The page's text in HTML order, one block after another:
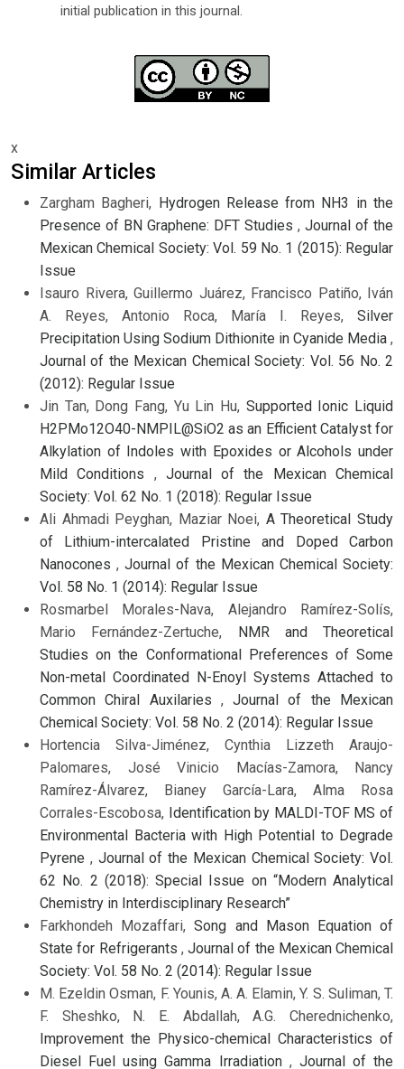
initial publication in this journal.
x
Similar Articles
Zargham Bagheri, Hydrogen Release from NH3 in the
Presence of BN Graphene: DFT Studies , Journal of the
Mexican Chemical Society: Vol. 59 No. 1 (2015): Regular
Issue
Isauro Rivera, Guillermo Juárez, Francisco Patiño, Iván
A. Reyes, Antonio Roca, María I. Reyes, Silver
Precipitation Using Sodium Dithionite in Cyanide Media ,
Journal of the Mexican Chemical Society: Vol. 56 No. 2
(2012): Regular Issue
Jin Tan, Dong Fang, Yu Lin Hu, Supported Ionic Liquid
H2PMo12O40-NMPIL@SiO2 as an Efficient Catalyst for
Alkylation of Indoles with Epoxides or Alcohols under
Mild Conditions , Journal of the Mexican Chemical
Society: Vol. 62 No. 1 (2018): Regular Issue
Ali Ahmadi Peyghan, Maziar Noei, A Theoretical Study
of Lithium-intercalated Pristine and Doped Carbon
Nanocones,Journal of the Mexican Chemical Society:
Vol. 58 No. 1 (2014): Regular Issue
Rosmarbel Morales-Nava, Alejandro Ramírez-Solís,
Mario Fernández-Zertuche, NMR and Theoretical
Studies on the Conformational Preferences of Some
Non-metal Coordinated N-Enoyl Systems Attached to
Common Chiral Auxilaries ,Journal of the Mexican
Chemical Society: Vol. 58 No. 2 (2014): Regular Issue
Hortencia Silva-Jiménez, Cynthia Lizzeth Araujo-
Palomares, José Vinicio Macías-Zamora, Nancy
Ramírez-Álvarez, Bianey García-Lara, Alma Rosa
Corrales-Escobosa, Identification by MALDI-TOF MS of
Environmental Bacteria with High Potential to Degrade
Pyrene , Journal of the Mexican Chemical Society: Vol.
62 No. 2 (2018): Special Issue on “Modern Analytical
Chemistry in Interdisciplinary Research”
Farkhondeh Mozaffari,Song and Mason Equation of
State for Refrigerants , Journal of the Mexican Chemical
Society: Vol. 58 No. 2 (2014): Regular Issue
M. Ezeldin Osman, F. Younis, A. A. Elamin, Y. S. Suliman, T.
F. Sheshko, N. E. Abdallah, A.G. Cherednichenko,
Improvement the Physico-chemical Characteristics of
Diesel Fuel using Gamma Irradiation , Journal of the